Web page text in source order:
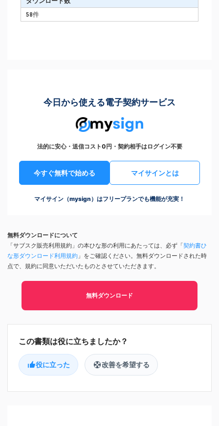
58件
今日から使える電子契約サービス
法的に安心・送信コスト0円・契約相手はログイン不要
今すぐ無料で始める マイサインとは
マイサイン（mysign）はフリープランでも機能が充実！
無料ダウンロードについて
「サブスク販売利用規約」の本ひな形の利用にあたっては、必ず「契約書ひ
な形ダウンロード利用規約 」をご確認ください。無料ダウンロードされた時
点で、規約に同意いただいたものとさせていただきます。
無料ダウンロード
役に立った 改善を希望する